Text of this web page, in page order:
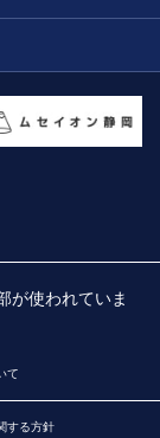
が使われていま
て
する方針